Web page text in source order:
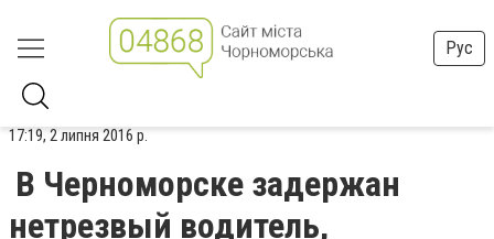
Рус
17:19, 2 липня 2016 р.
В Черноморске задержан
нетрезвый водитель,